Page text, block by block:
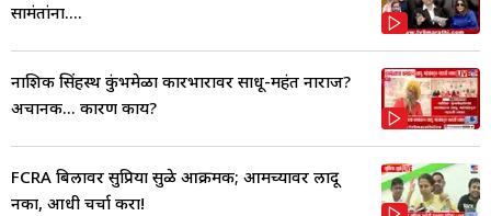
सामंतांना....
नाशिक सिंहस्थ कुंभमेळा कारभारावर साधू-महंत नाराज?
अचानक... कारण काय?
FCRA बिलावर सुप्रिया सुळे आक्रमक; आमच्यावर लादू
नका, आधी चर्चा करा!